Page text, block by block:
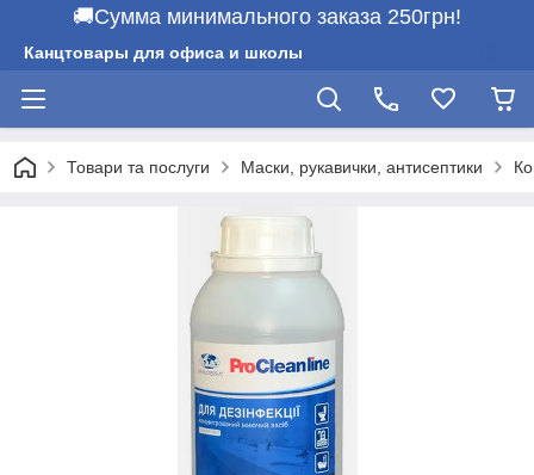
🚚Сумма минимального заказа 250грн!
Канцтовары для офиса и школы
Товари та послуги Маски, рукавички, антисептики